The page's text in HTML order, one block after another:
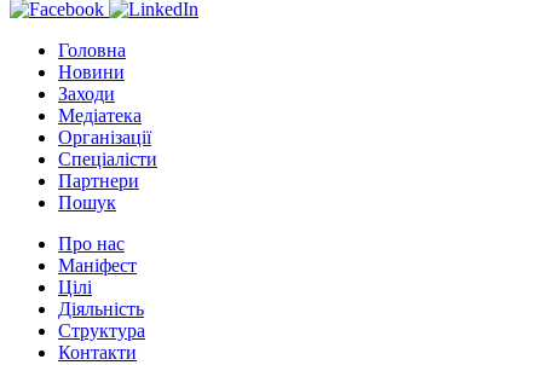
Головна
Новини
Заходи
Медіатека
Організації
Спеціалісти
Партнери
Пошук
Про нас
Маніфест
Цілі
Діяльність
Структура
Контакти